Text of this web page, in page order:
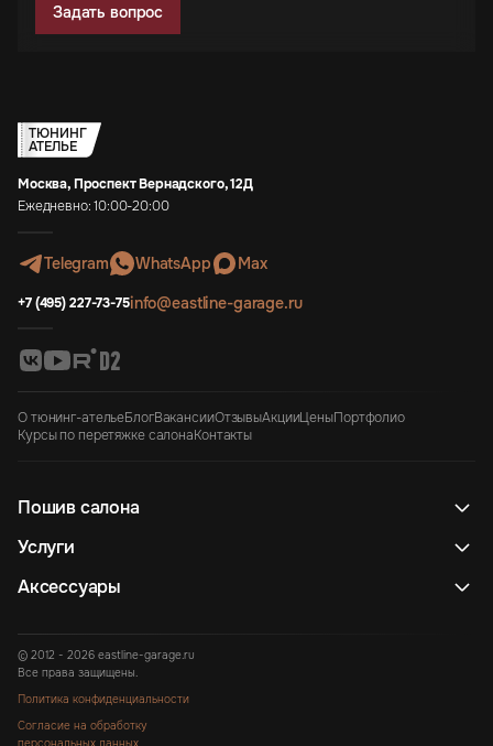
Задать вопрос
ТЮНИНГ
АТЕЛЬЕ
Москва, Проспект Вернадского, 12Д
Ежедневно: 10:00-20:00
Telegram WhatsApp Max
+7 (495) 227-73-75info@eastline-garage.ru
О тюнинг-ательеБлогВакансииОтзывыАкцииЦеныПортфолио
Курсы по перетяжке салонаКонтакты
Пошив салона
Услуги
Аксессуары
© 2012 - 2026 eastline-garage.ru
Все права защищены.
Политика конфиденциальности
Согласие на обработку